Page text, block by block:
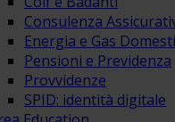
Consulenza
Energia e Gas
Pensioni e Previdenza
Provvidenze
SPID: identità digitale